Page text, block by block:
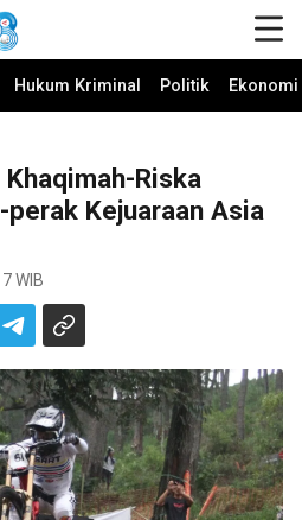
Hukum Kriminal Politik
Riska
Kejuaraan Asia
WIB